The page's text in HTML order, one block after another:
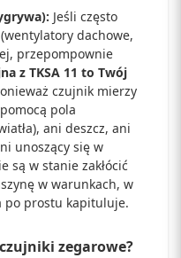
Jeśli często
dachowe,
przepompownie
z TKSA 11 to Twój
czujnik mierzy
pola
ani deszcz, ani
unoszący się w
są w stanie zakłócić
w warunkach, w
po prostu kapituluje.
zegarowe?